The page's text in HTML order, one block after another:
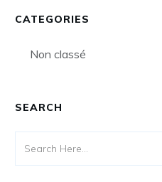
CATEGORIES
Non classé
SEARCH